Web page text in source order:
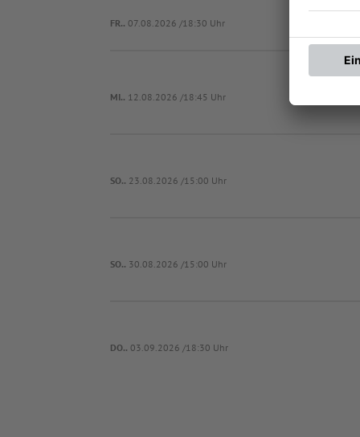
FR.. 07.08.2026 /18:30 Uhr
MI.. 12.08.2026 /18:45 Uhr
SO.. 23.08.2026 /15:00 Uhr
SO.. 30.08.2026 /15:00 Uhr
DO.. 03.09.2026 /18:30 Uhr